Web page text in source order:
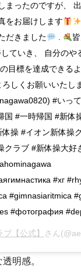
まったのですが、
をお届けします
だきました
.
していき、 自分のや
目標を達成できる
しくお願いいたし
#いっ
国 #一時帰国 #新体
操 #イオン新体操
クラブ #新体操大好
#хг
#gimnasiaritmica
#фотография
【公式】 さん
明感。